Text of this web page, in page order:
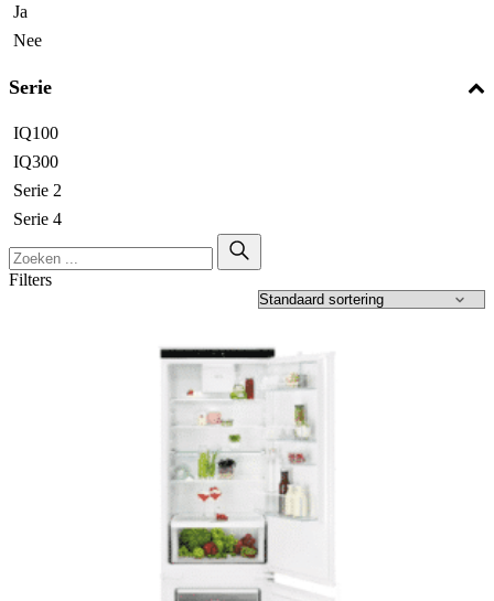
Ja
Nee
Serie
IQ100
IQ300
Serie 2
Serie 4
Filters